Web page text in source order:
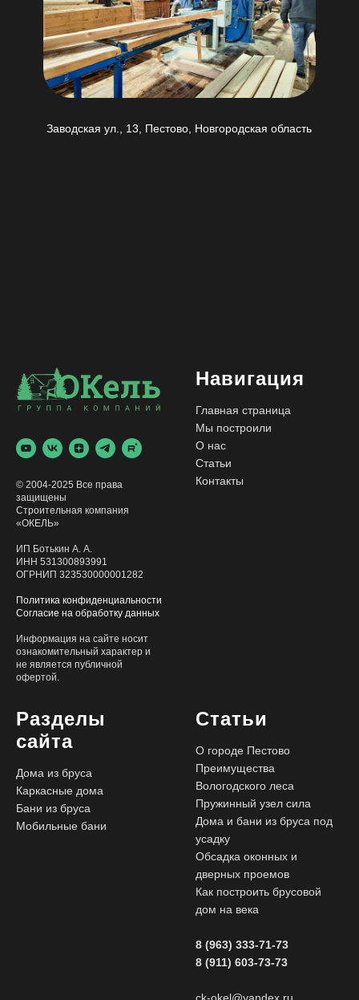
Заводская ул., 13, Пестово, Новгородская область
© 2004-2025 Все права
защищены
Строительная компания
«ОКЕЛЬ»
ИП Ботькин А. А.
ИНН 531300893991
ОГРНИП 323530000001282
Политика конфиденциальности
Согласие на обработку данных
Информация на сайте носит
ознакомительный характер и
не является публичной
офертой.
Навигация
Главная страница
Мы построили
О нас
Статьи
Контакты
Разделы
сайта
Дома из бруса
Каркасные дома
Бани из бруса
Мобильные бани
Статьи
О городе Пестово
Преимущества
Вологодского леса
Пружинный узел сила
Дома и бани из бруса под
усадку
Обсадка оконных и
дверных проемов
Как построить брусовой
дом на века
8 (963) 333-71-73
8 (911) 603-73-73